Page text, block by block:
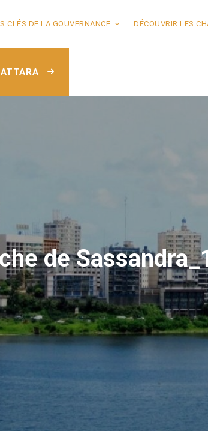
CLÉS DE LA GOUVERNANCE DÉCOUVRIR LES
de